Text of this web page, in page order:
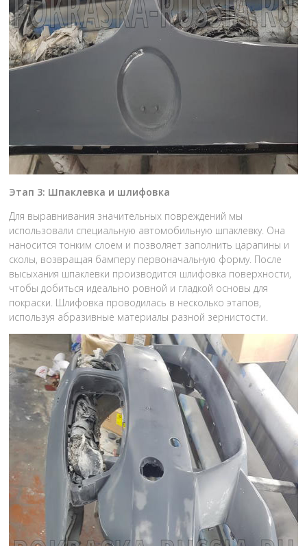
Этап 3: Шпаклевка и шлифовка
Для выравнивания значительных повреждений мы
использовали специальную автомобильную шпаклевку. Она
наносится тонким слоем и позволяет заполнить царапины и
сколы, возвращая бамперу первоначальную форму. После
высыхания шпаклевки производится шлифовка поверхности,
чтобы добиться идеально ровной и гладкой основы для
покраски. Шлифовка проводилась в несколько этапов,
используя абразивные материалы разной зернистости.